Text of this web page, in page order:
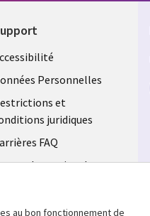
Personnelles
et
juridiques
FAQ
de gestion des
au bon fonctionnement de